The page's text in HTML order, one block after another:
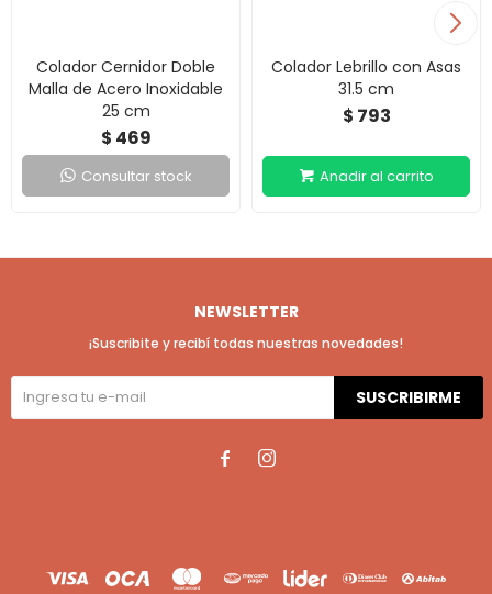
Colador Cernidor Doble
Malla de Acero Inoxidable
25 cm
$ 469
Consultar stock
Colador Lebrillo con Asas
31.5 cm
$ 793
NEWSLETTER
¡Suscribite y recibí todas nuestras novedades!
SUSCRIBIRME
 